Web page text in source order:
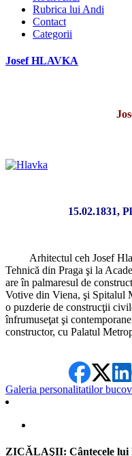
Rubrica lui Andi
Contact
Categorii
Josef HLAVKA
15.02.1831,
Arhitectul ceh Josef
Tehnică din Praga şi la
are în palmaresul de
Votive din Viena, şi Spitalul
o puzderie de construcţii
înfrumuseţat şi
constructor, cu Palatul
Galeria personalitatilor
ZICĂLAŞII: Cântecele lui